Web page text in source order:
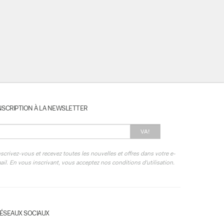
À LA NEWSLETTER
VA!
vous et recevez toutes les nouvelles et offres dans votre e-
En vous inscrivant, vous acceptez nos conditions d'utilisation.
SOCIAUX